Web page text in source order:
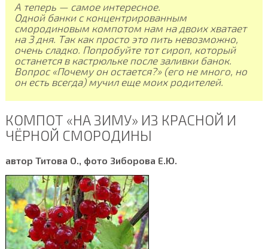
А теперь — самое интересное.
Одной банки с концентрированным
смородиновым компотом нам на двоих хватает
на 3 дня. Так как просто это пить невозможно,
очень сладко. Попробуйте тот сироп, который
останется в кастрюльке после заливки банок.
Вопрос «Почему он остается?» (его не много, но
он есть всегда) мучил еще моих родителей.
КОМПОТ «НА ЗИМУ» ИЗ КРАСНОЙ И
ЧЁРНОЙ СМОРОДИНЫ
автор Титова О., фото Зиборова Е.Ю.